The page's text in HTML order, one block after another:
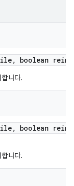
, boolean
니다.
,
boolean
니다.